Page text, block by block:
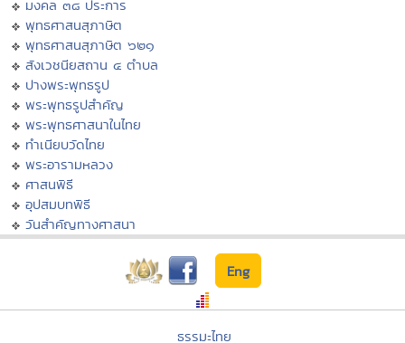
มงคล ๓๘ ประการ
พุทธศาสนสุภาษิต
พุทธศาสนสุภาษิต ๖๒๑
สังเวชนียสถาน ๔ ตำบล
ปางพระพุทธรูป
พระพุทธรูปสำคัญ
พระพุทธศาสนาในไทย
ทำเนียบวัดไทย
พระอารามหลวง
ศาสนพิธี
อุปสมบทพิธี
วันสำคัญทางศาสนา
Eng
ธรรมะไทย